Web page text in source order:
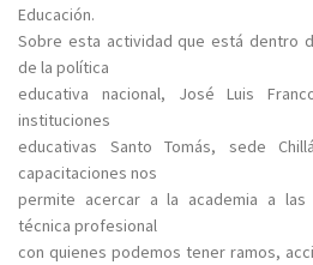
Educación.
Sobre esta actividad que está dentro
de la política
educativa nacional, José Luis
instituciones
educativas Santo Tomás, sede
capacitaciones nos
permite acercar a la academia a las
técnica profesional
con quienes podemos tener ramos,